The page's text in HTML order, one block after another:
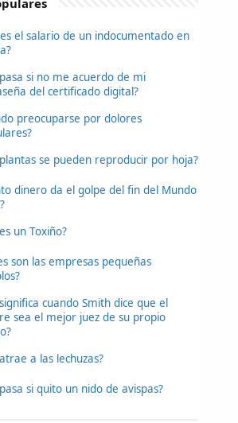
el salario de un indocumentado en
si no me acuerdo de mi
del certificado digital?
preocuparse por dolores
se pueden reproducir por hoja?
dinero da el golpe del fin del Mundo
un Toxiño?
son las empresas pequeñas
cuando Smith dice que el
sea el mejor juez de su propio
a las lechuzas?
si quito un nido de avispas?